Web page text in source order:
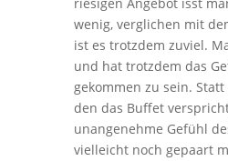
wenig, verglichen mit
ist es trotzdem zuviel.
und hat trotzdem das
gekommen zu sein. Statt
den das Buffet
unangenehme Gefühl
vielleicht noch gepaart